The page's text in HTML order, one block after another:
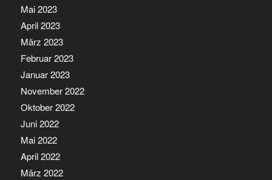
Mai 2023
April 2023
März 2023
Februar 2023
Januar 2023
November 2022
Oktober 2022
Juni 2022
Mai 2022
April 2022
März 2022